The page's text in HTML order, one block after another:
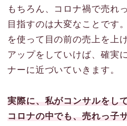
もちろん、コロナ禍で売れ
目指すのは大変なことです
を使って目の前の売上を上
アップをしていけば、確実
ナーに近づいていきます。
実際に、私がコンサルをし
コロナの中でも、売れっ子